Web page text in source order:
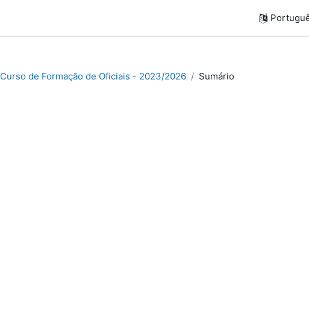
Curso de Formação de Oficiais - 2023/2026 Sumário